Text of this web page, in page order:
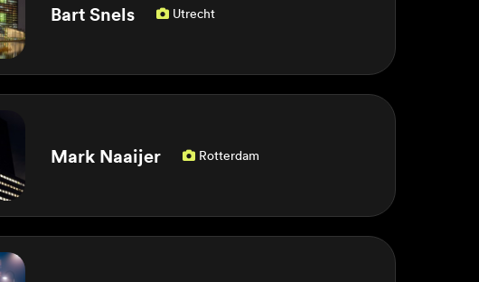
Bart Snels  Utrecht
Mark Naaijer  Rotterdam